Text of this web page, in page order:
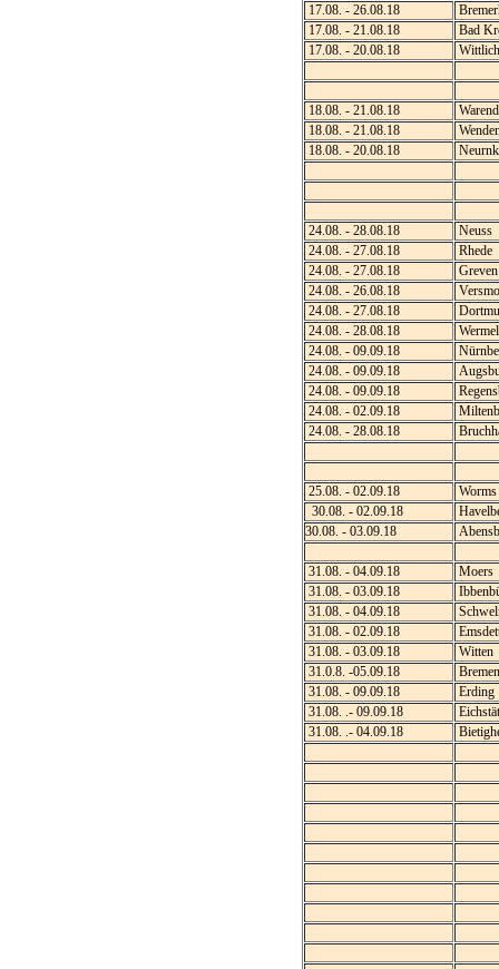
17.08. - 26.08.18
17.08. - 21.08.18
Bad
17.08. - 20.08.18
Wittlich
18.08. - 21.08.18
18.08. - 21.08.18
18.08. - 20.08.18
24.08. - 28.08.18
Neuss
24.08. - 27.08.18
Rhede
24.08. - 27.08.18
Greven
24.08. - 26.08.18
24.08. - 27.08.18
24.08. - 28.08.18
24.08. - 09.09.18
24.08. - 09.09.18
24.08. - 09.09.18
24.08. - 02.09.18
24.08. - 28.08.18
25.08. - 02.09.18
Worms
30.08. - 02.09.18
30.08. - 03.09.18
31.08. - 04.09.18
Moers
31.08. - 03.09.18
31.08. - 04.09.18
31.08. - 02.09.18
31.08. - 03.09.18
Witten
31.0.8. -05.09.18
31.08. - 09.09.18
Erding
31.08. .- 09.09.18
31.08. .- 04.09.18